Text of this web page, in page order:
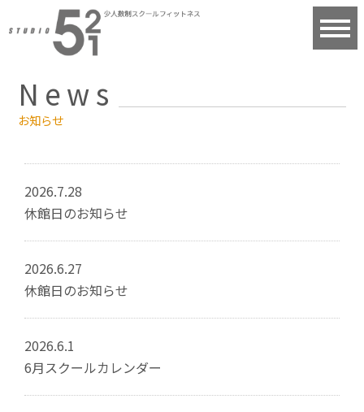
News
お知らせ
2026.7.28
休館日のお知らせ
2026.6.27
休館日のお知らせ
2026.6.1
6月スクールカレンダー